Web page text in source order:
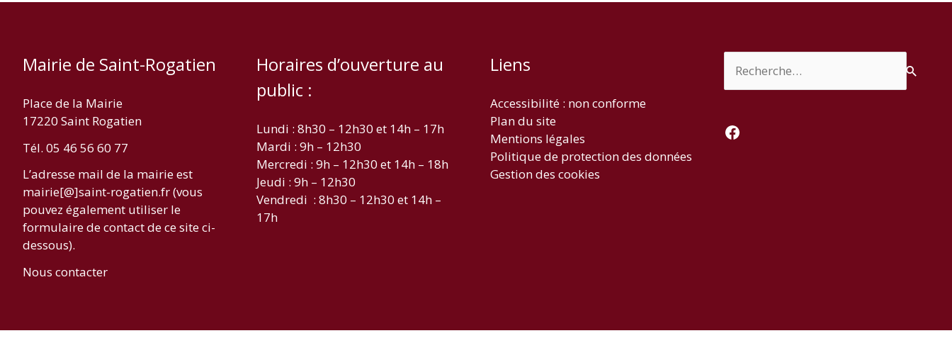
Mairie de Saint-Rogatien
Place de la Mairie
17220 Saint Rogatien
Tél. 05 46 56 60 77
L’adresse mail de la mairie est
mairie[@]saint-rogatien.fr (vous
pouvez également utiliser le
formulaire de contact de ce site ci-
dessous).
Nous contacter
Horaires d’ouverture au
public :
Lundi : 8h30 – 12h30 et 14h – 17h
Mardi : 9h – 12h30
Mercredi : 9h – 12h30 et 14h – 18h
Jeudi : 9h – 12h30
Vendredi : 8h30 – 12h30 et 14h –
17h
Liens
Accessibilité : non conforme
Plan du site
Mentions légales
Politique de protection des données
Gestion des cookies
Facebook